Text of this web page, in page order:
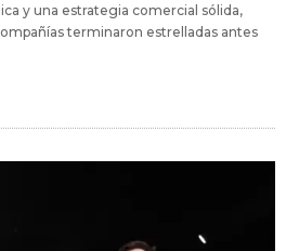
y una estrategia comercial sólida,
terminaron estrelladas antes